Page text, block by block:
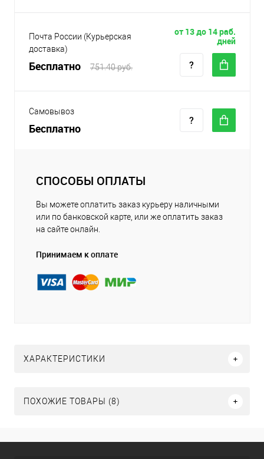
Почта России (Курьерская
доставка)
Бесплатно 751.40 руб.
от 13 до 14 раб.
дней
Самовывоз
Бесплатно
СПОСОБЫ ОПЛАТЫ
Вы можете оплатить заказ курьеру наличными
или по банковской карте, или же оплатить заказ
на сайте онлайн.
Принимаем к оплате
ХАРАКТЕРИСТИКИ
ПОХОЖИЕ ТОВАРЫ (8)